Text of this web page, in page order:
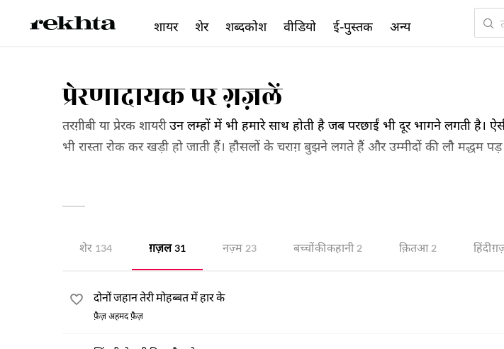
प्रेरणादायक पर ग़ज़लें
तरग़ीबी या प्रेरक शायरीउन लम्हों में भी हमारे साथ होती है जब परछाईं भी दूर भागने लगती है।
भी रास्ता रोक कर खड़ी हो जाती हैं। हौसलों के चराग़ बुझने लगते हैं और उम्मीदों की लौ मद्धम पड़
शेर 134 ग़ज़ल 31 नज़्म 23 बच्चों की कहानी 2 क़ितआ 2 हिंदी
दोनों जहान तेरी मोहब्बत में हार के
फ़ैज़ अहमद फ़ैज़
शायर शेर शब्दकोश वीडियो ई-पुस्तक अन्य